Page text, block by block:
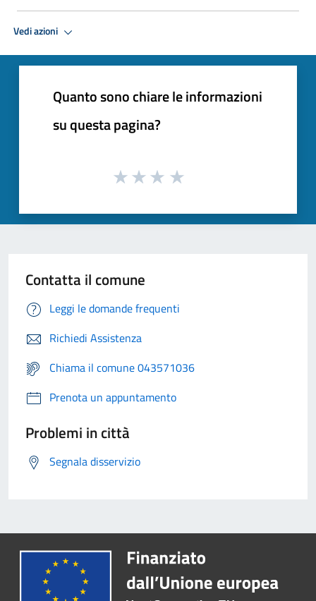
Vedi azioni
Quanto sono chiare le informazioni
su questa pagina?
Contatta il comune
Leggi le domande frequenti
Richiedi Assistenza
Chiama il comune 043571036
Prenota un appuntamento
Problemi in città
Segnala disservizio